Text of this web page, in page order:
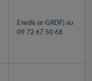
Enedis (e-GRDF) au
09 72 67 50 68